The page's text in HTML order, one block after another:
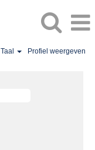
Taal Profiel weergeven